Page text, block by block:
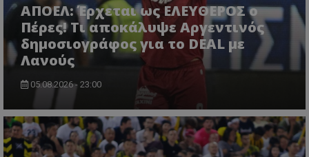
ΑΠΟΕΛ: Έρχεται ως ΕΛΕΥΘΕΡΟΣ ο
Πέρες! Τι αποκάλυψε Αργεντινός
δημοσιογράφος για το DEAL με
Λανούς
05.08.2026 - 23:00